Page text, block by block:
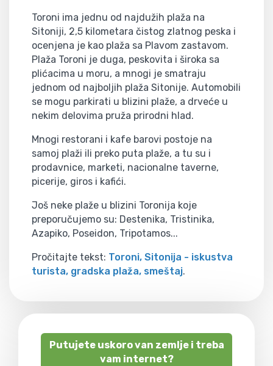
Toroni ima jednu od najdužih plaža na
Sitoniji, 2,5 kilometara čistog zlatnog peska i
ocenjena je kao plaža sa Plavom zastavom.
Plaža Toroni je duga, peskovita i široka sa
plićacima u moru, a mnogi je smatraju
jednom od najboljih plaža Sitonije. Automobili
se mogu parkirati u blizini plaže, a drveće u
nekim delovima pruža prirodni hlad.
Mnogi restorani i kafe barovi postoje na
samoj plaži ili preko puta plaže, a tu su i
prodavnice, marketi, nacionalne taverne,
picerije, giros i kafići.
Još neke plaže u blizini Toronija koje
preporučujemo su: Destenika, Tristinika,
Azapiko, Poseidon, Tripotamos...
Pročitajte tekst: Toroni, Sitonija - iskustva
turista, gradska plaža, smeštaj.
Putujete uskoro van zemlje i treba
vam internet?